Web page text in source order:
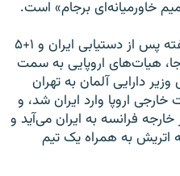
خاورمیانه‌ای برجام» است.
این روزنامه نوشته است: «دو هفته پس از دستیابی ایران و ۱+۵
هیات‌های اروپایی به سمت
دارایی آلمان به تهران
اروپا وارد ایران شد، و
فرانسه به ایران می‌آید و
اتریش به همراه یک تیم